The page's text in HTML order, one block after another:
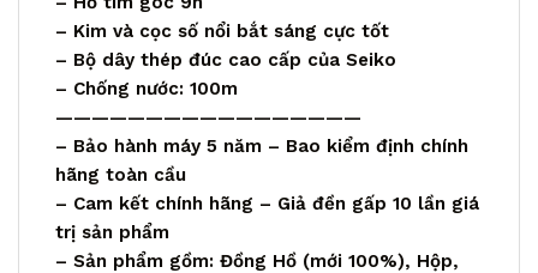
– Kim và cọc số nổi bắt sáng cực tốt
– Bộ dây thép đúc cao cấp của Seiko
– Chống nước: 100m
—————————————————
– Bảo hành máy 5 năm – Bao kiểm định chính
hãng toàn cầu
– Cam kết chính hãng – Giả đền gấp 10 lần giá
trị sản phẩm
– Sản phẩm gồm: Đồng Hồ (mới 100%), Hộp,